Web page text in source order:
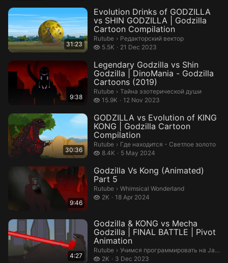
31:23
Evolution Drinks of GODZILLA
vs SHIN GODZILLA | Godzilla
Cartoon Compilation
Rutube › Редакторский вектор.
Редакторский вектор
5.5K
5.5 thousand views
21 Dec 2023
9:38
Legendary Godzilla vs Shin
Godzilla | DinoMania - Godzilla
Cartoons (2019)
Rutube › Тайна эзотерической души.
Тайна эзотерической души
15.9K
15.9 thousand views
12 Nov 2023
30:36
GODZILLA vs Evolution of KING
KONG | Godzilla Cartoon
Compilation
Rutube › Где находится - Светлое золото.
Где находится - Светлое золото
8.4K
8.4 thousand views
5 May 2024
9:46
Godzilla Vs Kong (Animated)
Part 5
Rutube › Whimsical Wonderland.
Whimsical Wonderland
2K
2 thousand views
18 Apr 2024
4:27
Godzilla & KONG vs Mecha
Godzilla | FINAL BATTLE | Pivot
Animation
Rutube › Учимся программировать на
Учимся программировать на JavaScript
2K
2 thousand views
3 Dec 2023